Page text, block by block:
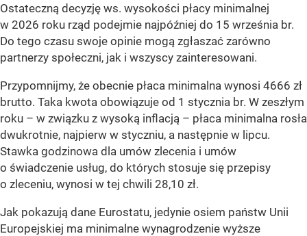
Ostateczną decyzję ws. wysokości płacy minimalnej
w 2026 roku rząd podejmie najpóźniej do 15 września br.
Do tego czasu swoje opinie mogą zgłaszać zarówno
partnerzy społeczni, jak i wszyscy zainteresowani.
Przypomnijmy, że obecnie płaca minimalna wynosi 4666 zł
brutto. Taka kwota obowiązuje od 1 stycznia br. W zeszłym
roku – w związku z wysoką inflacją – płaca minimalna rosła
dwukrotnie, najpierw w styczniu, a następnie w lipcu.
Stawka godzinowa dla umów zlecenia i umów
o świadczenie usług, do których stosuje się przepisy
o zleceniu, wynosi w tej chwili 28,10 zł.
Jak pokazują dane Eurostatu, jedynie osiem państw Unii
Europejskiej ma minimalne wynagrodzenie wyższe